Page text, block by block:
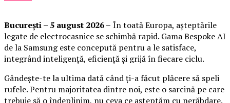
București – 5 august 2026 – În toată Europa, așteptările
legate de electrocasnice se schimbă rapid. Gama Bespoke AI
de la Samsung este concepută pentru a le satisface,
integrând inteligență, eficiență și grijă în fiecare ciclu.
Gândește-te la ultima dată când ți-a făcut plăcere să speli
rufele. Pentru majoritatea dintre noi, este o sarcină pe care
trebuie să o îndeplinim, nu ceva ce așteptăm cu nerăbdare.